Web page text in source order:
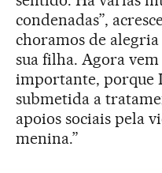
condenadas”,
choramos de
sua filha. Agora
importante, porque
submetida a
apoios sociais pela
menina.”